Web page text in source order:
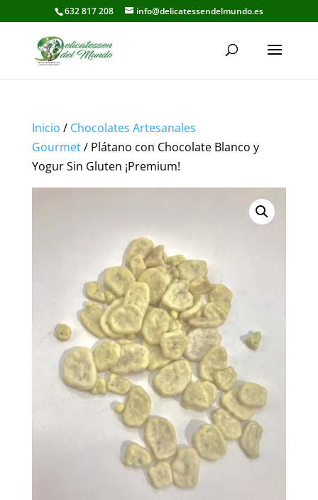
632 817 208 info@delicatessendelmundo.es
Inicio / Chocolates Artesanales
Gourmet/ Plátano con Chocolate Blanco y
Yogur Sin Gluten ¡Premium!